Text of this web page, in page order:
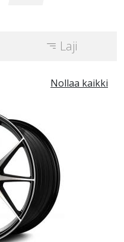
Laji
Nollaa kaikki